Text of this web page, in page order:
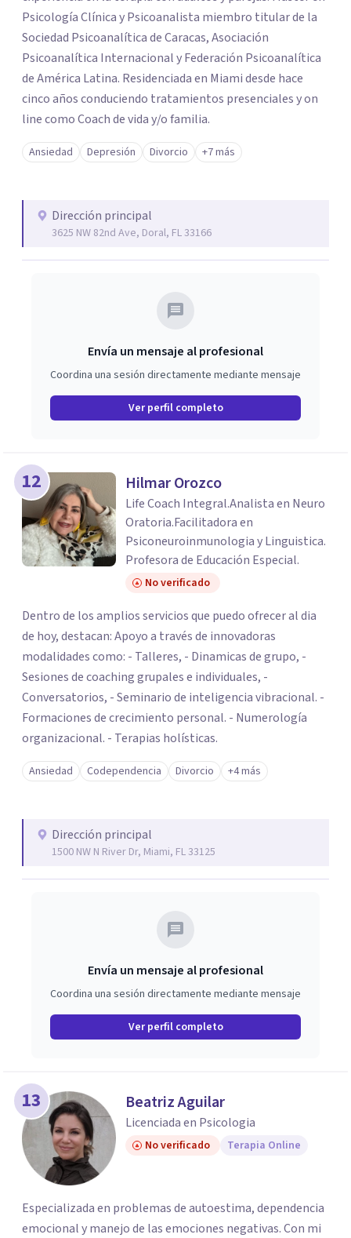
Psicología Clínica y Psicoanalista miembro titular de la
Sociedad Psicoanalítica de Caracas, Asociación
Psicoanalítica Internacional y Federación Psicoanalítica
de América Latina. Residenciada en Miami desde hace
cinco años conduciendo tratamientos presenciales y on
line como Coach de vida y/o familia.
Ansiedad Depresión Divorcio +7 más
Dirección principal
3625 NW 82nd Ave, Doral, FL 33166
Envía un mensaje al profesional
Coordina una sesión directamente mediante mensaje
Ver perfil completo
12 Hilmar Orozco
Life Coach Integral.Analista en Neuro
Oratoria.Facilitadora en
Psiconeuroinmunologia y Linguistica.
Profesora de Educación Especial.
No verificado
Dentro de los amplios servicios que puedo ofrecer al dia
de hoy, destacan: Apoyo a través de innovadoras
modalidades como: - Talleres, - Dinamicas de grupo, -
Sesiones de coaching grupales e individuales, -
Conversatorios, - Seminario de inteligencia vibracional. -
Formaciones de crecimiento personal. - Numerología
organizacional. - Terapias holísticas.
Ansiedad Codependencia Divorcio +4 más
Dirección principal
1500 NW N River Dr, Miami, FL 33125
Envía un mensaje al profesional
Coordina una sesión directamente mediante mensaje
Ver perfil completo
13 Beatriz Aguilar
Licenciada en Psicologia
No verificado Terapia Online
Especializada en problemas de autoestima, dependencia
emocional y manejo de las emociones negativas. Con mi